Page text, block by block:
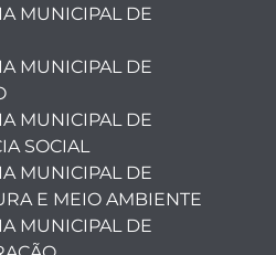
MUNICIPAL DE
MUNICIPAL DE
MUNICIPAL DE
SOCIAL
MUNICIPAL DE
E MEIO AMBIENTE
MUNICIPAL DE